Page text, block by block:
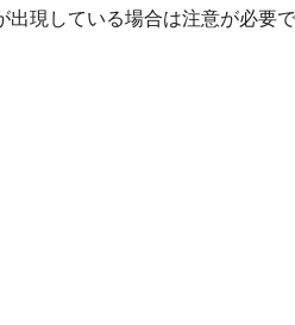
出現している場合は注意が必要で